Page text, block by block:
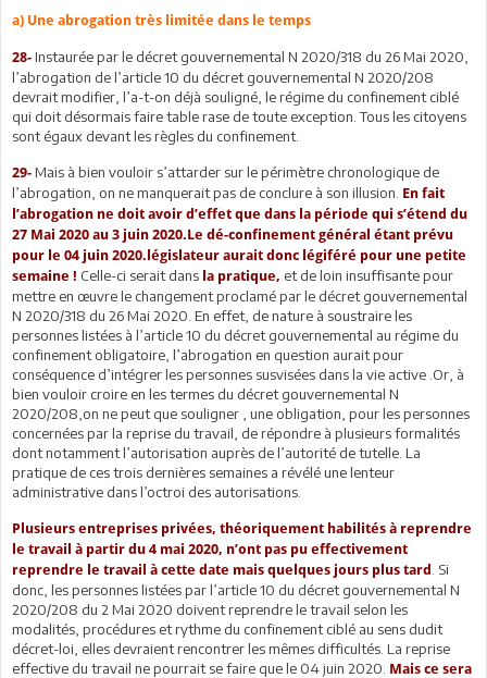
a) Une abrogation très limitée dans le temps
28- Instaurée par le décret gouvernemental N 2020/318 du 26 Mai 2020,
l’abrogation de l’article 10 du décret gouvernemental N 2020/208
devrait modifier, l’a-t-on déjà souligné, le régime du confinement ciblé
qui doit désormais faire table rase de toute exception. Tous les citoyens
sont égaux devant les règles du confinement.
29- Mais à bien vouloir s’attarder sur le périmètre chronologique de
l’abrogation, on ne manquerait pas de conclure à son illusion. En fait
l’abrogation ne doit avoir d’effet que dans la période qui s’étend du
27 Mai 2020 au 3 juin 2020.Le dé-confinement général étant prévu
pour le 04 juin 2020.législateur aurait donc légiféré pour une petite
semaine ! Celle-ci serait dans la pratique, et de loin insuffisante pour
mettre en œuvre le changement proclamé par le décret gouvernemental
N 2020/318 du 26 Mai 2020. En effet, de nature à soustraire les
personnes listées à l’article 10 du décret gouvernemental au régime du
confinement obligatoire, l’abrogation en question aurait pour
conséquence d’intégrer les personnes susvisées dans la vie active .Or, à
bien vouloir croire en les termes du décret gouvernemental N
2020/208,on ne peut que souligner , une obligation, pour les personnes
concernées par la reprise du travail, de répondre à plusieurs formalités
dont notamment l’autorisation auprès de l’autorité de tutelle. La
pratique de ces trois dernières semaines a révélé une lenteur
administrative dans l’octroi des autorisations.
Plusieurs entreprises privées, théoriquement habilités à reprendre
le travail à partir du 4 mai 2020, n’ont pas pu effectivement
reprendre le travail à cette date mais quelques jours plus tard
. Si
donc, les personnes listées par l’article 10 du décret gouvernemental N
2020/208 du 2 Mai 2020 doivent reprendre le travail selon les
modalités, procédures et rythme du confinement ciblé au sens dudit
décret-loi, elles devraient rencontrer les mêmes difficultés. La reprise
effective du travail ne pourrait se faire que le 04 juin 2020. Mais ce sera